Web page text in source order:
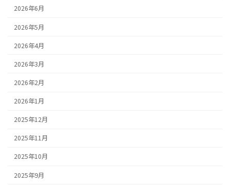
2026年6月
2026年5月
2026年4月
2026年3月
2026年2月
2026年1月
2025年12月
2025年11月
2025年10月
2025年9月